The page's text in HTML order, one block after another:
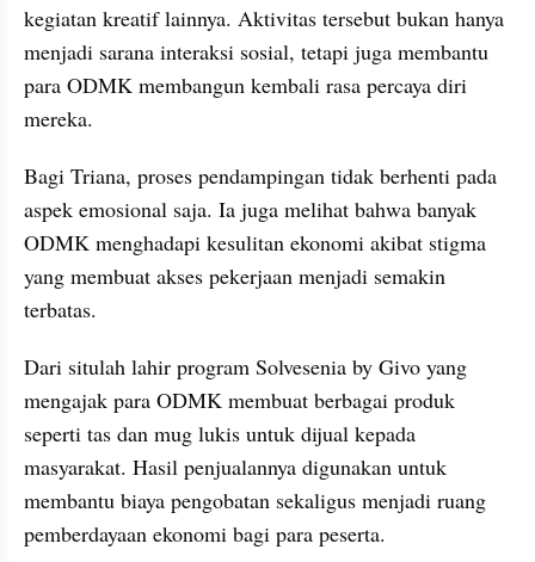
kegiatan kreatif lainnya. Aktivitas tersebut bukan hanya
menjadi sarana interaksi sosial, tetapi juga membantu
para ODMK membangun kembali rasa percaya diri
mereka.
Bagi Triana, proses pendampingan tidak berhenti pada
aspek emosional saja. Ia juga melihat bahwa banyak
ODMK menghadapi kesulitan ekonomi akibat stigma
yang membuat akses pekerjaan menjadi semakin
terbatas.
Dari situlah lahir program Solvesenia by Givo yang
mengajak para ODMK membuat berbagai produk
seperti tas dan mug lukis untuk dijual kepada
masyarakat. Hasil penjualannya digunakan untuk
membantu biaya pengobatan sekaligus menjadi ruang
pemberdayaan ekonomi bagi para peserta.